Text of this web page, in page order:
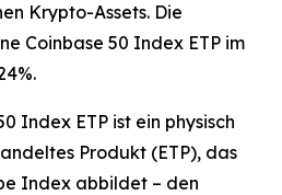
Krypto-Assets. Die
Coinbase 50 Index ETP im
Index ETP ist ein physisch
Produkt (ETP), das
Index abbildet – den